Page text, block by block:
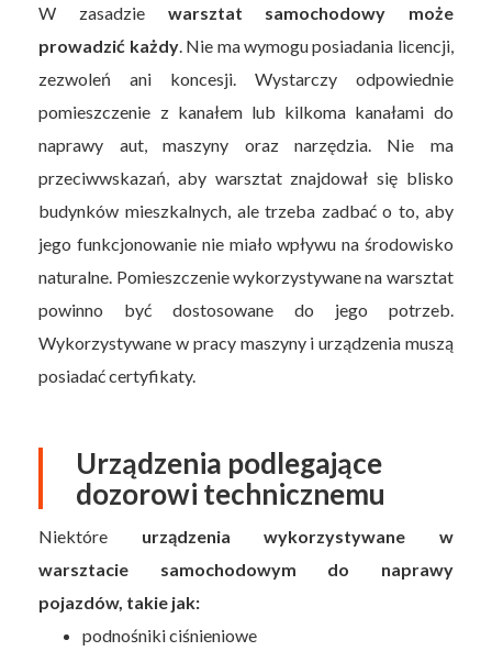
W zasadzie warsztat samochodowy może
prowadzić każdy. Nie ma wymogu posiadania licencji,
zezwoleń ani koncesji. Wystarczy odpowiednie
pomieszczenie z kanałem lub kilkoma kanałami do
naprawy aut, maszyny oraz narzędzia. Nie ma
przeciwwskazań, aby warsztat znajdował się blisko
budynków mieszkalnych, ale trzeba zadbać o to, aby
jego funkcjonowanie nie miało wpływu na środowisko
naturalne. Pomieszczenie wykorzystywane na warsztat
powinno być dostosowane do jego potrzeb.
Wykorzystywane w pracy maszyny i urządzenia muszą
posiadać certyfikaty.
Urządzenia podlegające
dozorowi technicznemu
Niektóre urządzenia wykorzystywane w
warsztacie samochodowym do naprawy
pojazdów, takie jak:
podnośniki ciśnieniowe